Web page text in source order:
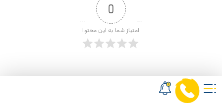
0
امتیاز شما به این محتوا
اشتراک در